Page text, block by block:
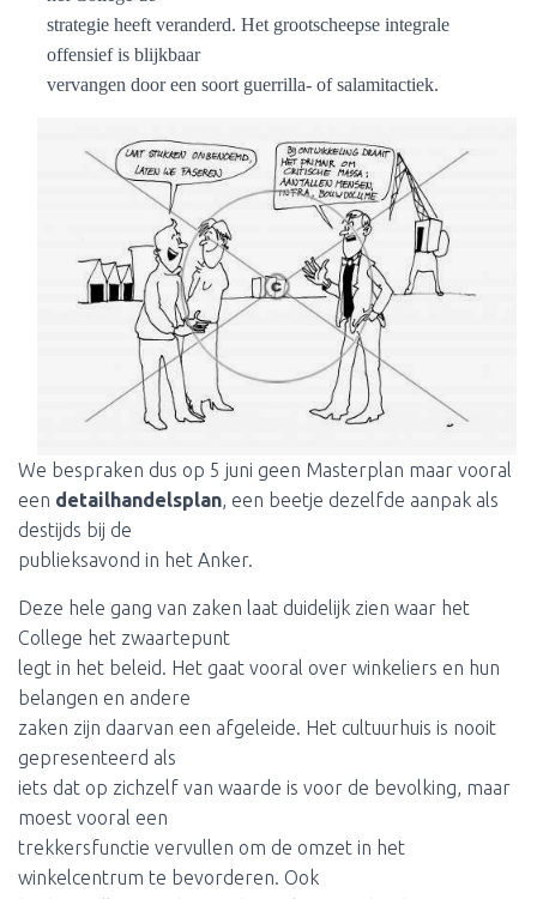
strategie heeft veranderd. Het grootscheepse integrale
offensief is blijkbaar
vervangen door een soort guerrilla- of salamitactiek.
We bespraken dus op 5 juni geen Masterplan maar vooral
een detailhandelsplan , een beetje dezelfde aanpak als
destijds bij de
publieksavond in het Anker.
Deze hele gang van zaken laat duidelijk zien waar het
College het zwaartepunt
legt in het beleid. Het gaat vooral over winkeliers en hun
belangen en andere
zaken zijn daarvan een afgeleide. Het cultuurhuis is nooit
gepresenteerd als
iets dat op zichzelf van waarde is voor de bevolking, maar
moest vooral een
trekkersfunctie vervullen om de omzet in het
winkelcentrum te bevorderen. Ook